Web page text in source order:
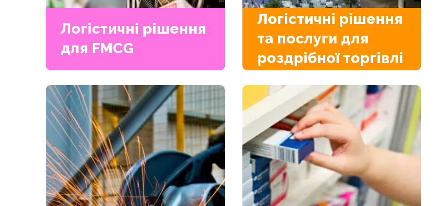
Логістичні рішення
для FMCG
Логістичні рішення
та послуги для
роздрібної торгівлі